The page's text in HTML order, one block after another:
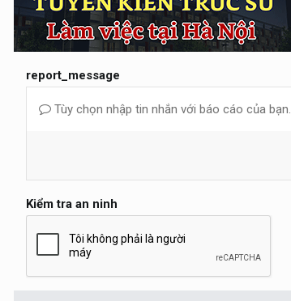
report_message
Tùy chọn nhập tin nhắn với báo cáo của bạn.
Kiểm tra an ninh